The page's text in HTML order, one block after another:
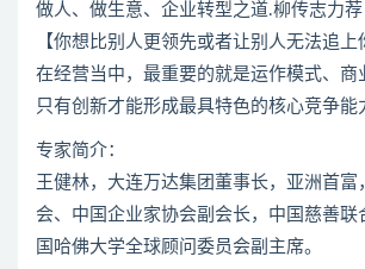
做人、做生意、企业转型之道.柳传志力荐
【你想比别人更领先或者让别人无法追上
在经营当中，最重要的就是运作模式、商
只有创新才能形成最具特色的核心竞争
专家简介：
王健林，大连万达集团董事长，亚洲首富
会、中国企业家协会副会长，中国慈善联
国哈佛大学全球顾问委员会副主席。